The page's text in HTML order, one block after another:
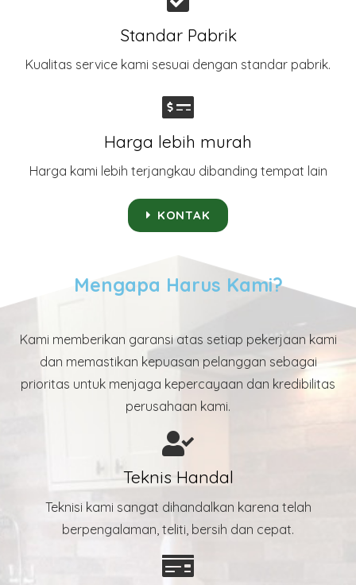
Standar Pabrik
Kualitas service kami sesuai dengan standar pabrik.
Harga lebih murah
Harga kami lebih terjangkau dibanding tempat lain
KONTAK
Mengapa Harus Kami?
Kami memberikan garansi atas setiap pekerjaan kami
dan memastikan kepuasan pelanggan sebagai
prioritas untuk menjaga kepercayaan dan kredibilitas
perusahaan kami.
Teknis Handal
Teknisi kami sangat dihandalkan karena telah
berpengalaman, teliti, bersih dan cepat.